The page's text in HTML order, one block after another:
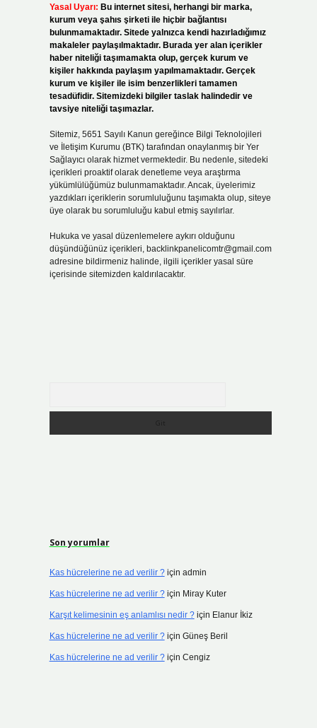
Yasal Uyarı: Bu internet sitesi, herhangi bir marka,
kurum veya şahıs şirketi ile hiçbir bağlantısı
bulunmamaktadır. Sitede yalnızca kendi hazırladığımız
makaleler paylaşılmaktadır. Burada yer alan içerikler
haber niteliği taşımamakta olup, gerçek kurum ve
kişiler hakkında paylaşım yapılmamaktadır. Gerçek
kurum ve kişiler ile isim benzerlikleri tamamen
tesadüfidir. Sitemizdeki bilgiler taslak halindedir ve
tavsiye niteliği taşımazlar.
Sitemiz, 5651 Sayılı Kanun gereğince Bilgi Teknolojileri
ve İletişim Kurumu (BTK) tarafından onaylanmış bir Yer
Sağlayıcı olarak hizmet vermektedir. Bu nedenle, sitedeki
içerikleri proaktif olarak denetleme veya araştırma
yükümlülüğümüz bulunmamaktadır. Ancak, üyelerimiz
yazdıkları içeriklerin sorumluluğunu taşımakta olup, siteye
üye olarak bu sorumluluğu kabul etmiş sayılırlar.
Hukuka ve yasal düzenlemelere aykırı olduğunu
düşündüğünüz içerikleri, backlinkpanelicomtr@gmail.com
adresine bildirmeniz halinde, ilgili içerikler yasal süre
içerisinde sitemizden kaldırılacaktır.
Son yorumlar
Kas hücrelerine ne ad verilir ?için admin
Kas hücrelerine ne ad verilir ?için Miray Kuter
Karşıt kelimesinin eş anlamlısı nedir ?için Elanur İkiz
Kas hücrelerine ne ad verilir ?için Güneş Beril
Kas hücrelerine ne ad verilir ?için Cengiz